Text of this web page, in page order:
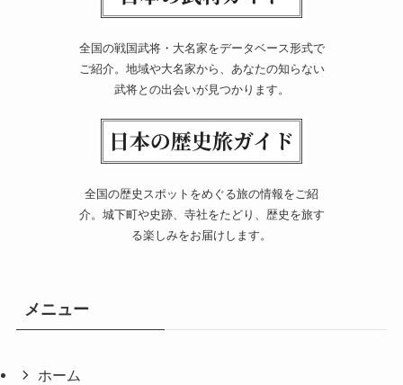
全国の戦国武将・大名家をデータベース形式で
ご紹介。地域や大名家から、あなたの知らない
武将との出会いが見つかります。
全国の歴史スポットをめぐる旅の情報をご紹
介。城下町や史跡、寺社をたどり、歴史を旅す
る楽しみをお届けします。
メニュー
ホーム